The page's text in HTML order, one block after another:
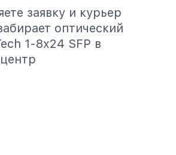
заявку и курьер
оптический
1-8x24 SFP в